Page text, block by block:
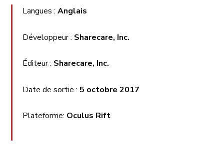
Langues :Anglais
Développeur : Sharecare, Inc.
Éditeur : Sharecare, Inc.
Date de sortie :5 octobre 2017
Plateforme: Oculus Rift